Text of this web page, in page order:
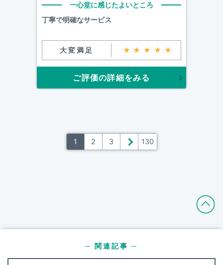
一心堂に感じたよいところ
丁寧で明確なサービス
大変満足 ★★★★★
ご評価の詳細をみる
1 2 3 ＞ 130
─ 関連記事 ─